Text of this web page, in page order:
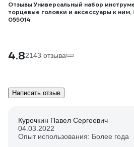
Отзывы Универсальный набор
торцевые головки и аксессуары к
055014
4.82143 отзыва
Написать отзыв
Курочкин Павел Сергеевич
04.03.2022
Опыт использования: Более года